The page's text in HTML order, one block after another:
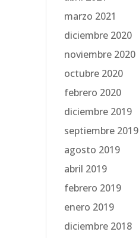
marzo 2021
diciembre 2020
noviembre 2020
octubre 2020
febrero 2020
diciembre 2019
septiembre 2019
agosto 2019
abril 2019
febrero 2019
enero 2019
diciembre 2018